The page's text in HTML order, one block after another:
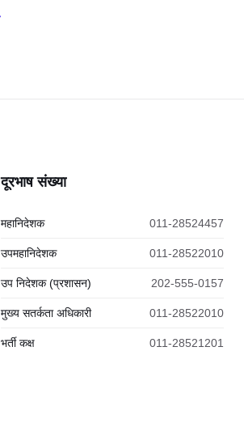
दूरभाष संख्या
महानिदेशक 011-28524457
उपमहानिदेशक 011-28522010
उप निदेशक (प्रशासन) 202-555-0157
मुख्य सतर्कता अधिकारी 011-28522010
भर्ती कक्ष 011-28521201